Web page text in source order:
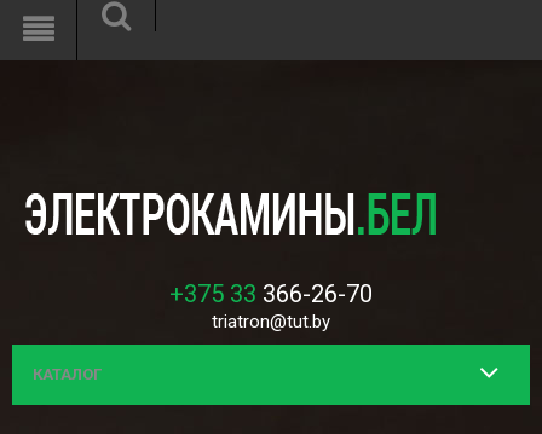
: Function mcrypt_create_iv() is deprecated in
/var/www/h108956/data/www/interflame.by/system/library/
+375 33 366-26-70
triatron@tut.by
КАТАЛОГ